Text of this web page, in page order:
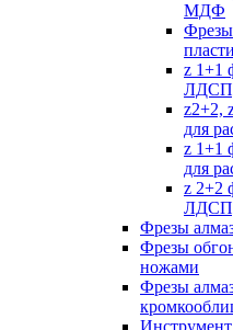
МДФ
Фрезы
z 1+1
z2+2,
для
z 1+1
для
z 2+2
Фрезы
Фрезы
ножами
Фрезы